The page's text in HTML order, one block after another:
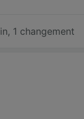
, 1 changement